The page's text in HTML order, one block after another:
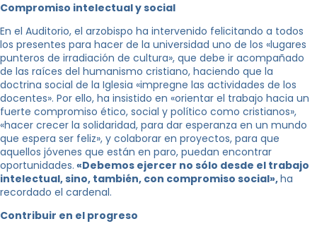
Compromiso intelectual y social
En el Auditorio, el arzobispo ha intervenido felicitando a todos
los presentes para hacer de la universidad uno de los «lugares
punteros de irradiación de cultura», que debe ir acompañado
de las raíces del humanismo cristiano, haciendo que la
doctrina social de la Iglesia «impregne las actividades de los
docentes». Por ello, ha insistido en «orientar el trabajo hacia un
fuerte compromiso ético, social y político como cristianos»,
«hacer crecer la solidaridad, para dar esperanza en un mundo
que espera ser feliz», y colaborar en proyectos, para que
aquellos jóvenes que están en paro, puedan encontrar
oportunidades. «Debemos ejercer no sólo desde el trabajo
intelectual, sino, también, con compromiso social»,ha
recordado el cardenal.
Contribuir en el progreso